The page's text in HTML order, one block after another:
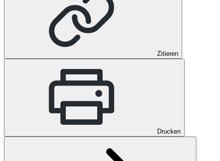
Zitieren
Drucken